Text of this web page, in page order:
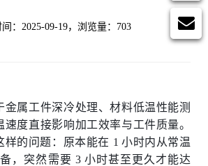
：2025-09-19，浏览量：703
金属工件深冷处理、材料低温性能测
度直接影响加工效率与工件质量。
样的问题：原本能在 1 小时内从常温
，突然需要 3 小时甚至更久才能达